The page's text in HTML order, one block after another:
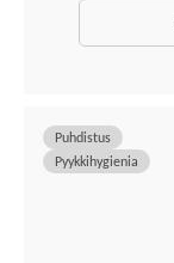
Puhdistus
Pyykkihygienia